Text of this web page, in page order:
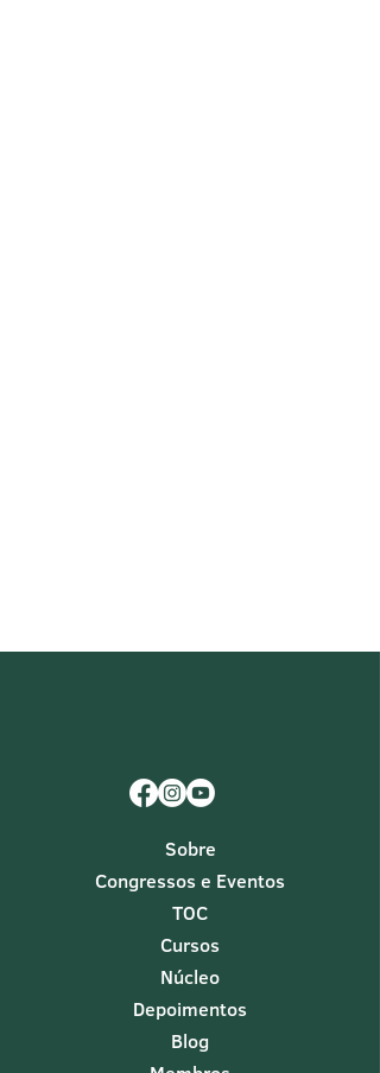
Sobre
Congressos e Eventos
TOC
Cursos
Núcleo
Depoimentos
Blog